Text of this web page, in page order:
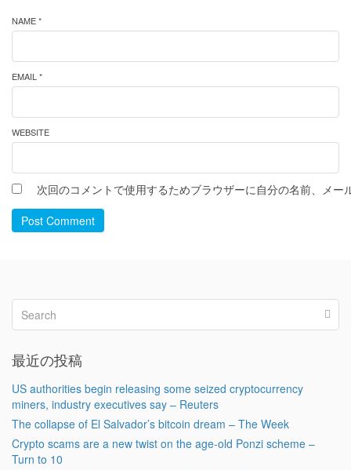
NAME *
EMAIL *
WEBSITE
次回のコメントで使用するためブラウザーに自分の名前、メー
Post Comment
最近の投稿
US authorities begin releasing some seized cryptocurrency
miners, industry executives say – Reuters
The collapse of El Salvador’s bitcoin dream – The Week
Crypto scams are a new twist on the age-old Ponzi scheme –
Turn to 10